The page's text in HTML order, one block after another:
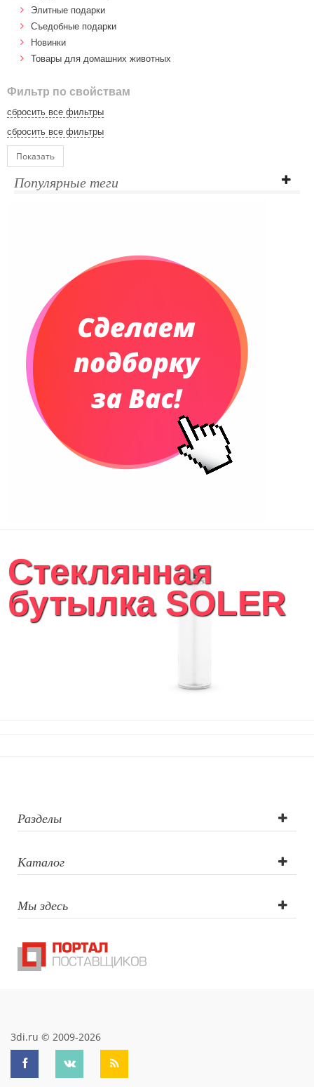
Элитные подарки
Cъедобные подарки
Новинки
Товары для домашних животных
Фильтр по свойствам
сбросить все фильтры
сбросить все фильтры
Показать
Популярные теги
Стеклянная
бутылка SOLER
Разделы
Каталог
Мы здесь
3di.ru © 2009-2026